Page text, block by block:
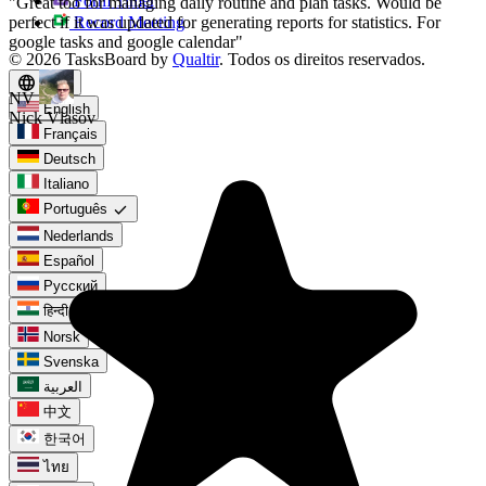
Record Meeting
© 2026 TasksBoard by Qualtir. Todos os direitos reservados.
language pt expand_more
English
Français
Deutsch
Italiano
Português check
Nederlands
Español
Русский
हिन्दी
Norsk
Svenska
العربية
中文
한국어
ไทย